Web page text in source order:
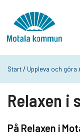
Start/ Uppleva och göra
Relaxen i
På Relaxen i